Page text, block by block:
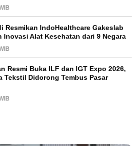
Resmikan IndoHealthcare Gakeslab
Inovasi Alat Kesehatan dari 9 Negara
Resmi Buka ILF dan IGT Expo 2026,
Didorong Tembus Pasar